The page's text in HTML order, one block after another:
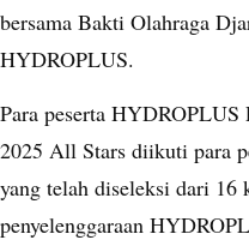
bersama Bakti Olahraga
HYDROPLUS.
Para peserta
2025 All Stars diikuti para
yang telah diseleksi dari 16
penyelenggaraan